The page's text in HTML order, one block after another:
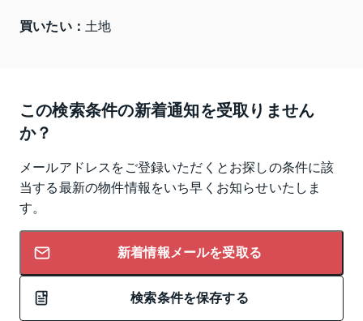
買いたい： 土地
この検索条件の新着通知を受取りません
か？
メールアドレスをご登録いただくとお探しの条件に該
当する最新の物件情報をいち早くお知らせいたしま
す。
新着情報メールを受取る
検索条件を保存する